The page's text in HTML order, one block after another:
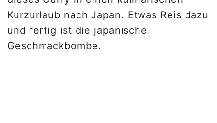
Kurzurlaub nach Japan. Etwas Reis dazu
und fertig ist die japanische
Geschmackbombe.